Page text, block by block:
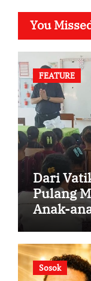
You
FEATURE
Dari
Pulang
Anak-
Sosok